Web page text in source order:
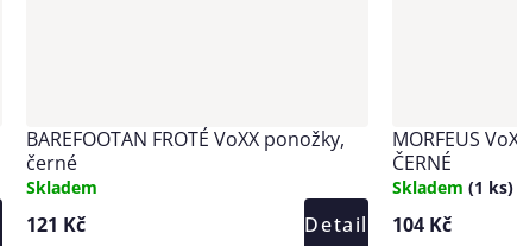
BAREFOOTAN FROTÉ VoXX ponožky,
černé
Skladem
121 Kč Detail
MORFEUS
ČERNÉ
Skladem (1 ks)
104 Kč